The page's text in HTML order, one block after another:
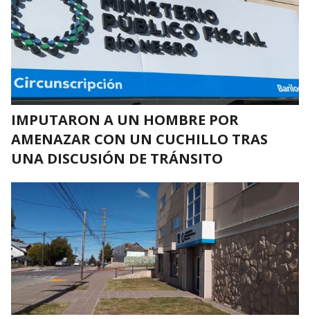
IMPUTARON A UN HOMBRE POR
AMENAZAR CON UN CUCHILLO TRAS
UNA DISCUSIÓN DE TRÁNSITO